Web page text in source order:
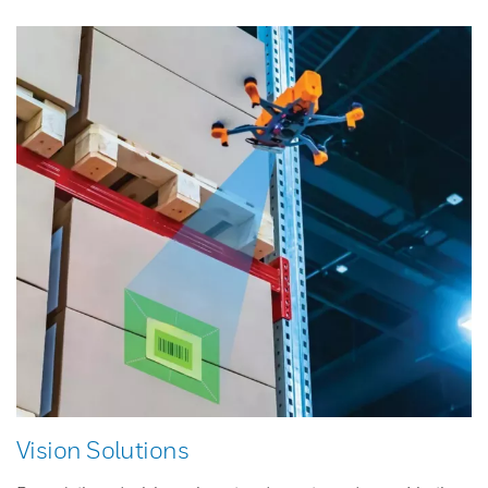
Vision Solutions